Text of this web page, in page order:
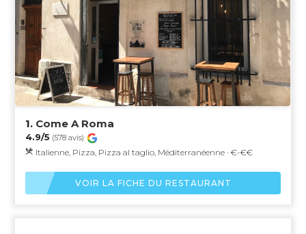
1. Come A Roma
4.9/5 (578 avis)
Italienne, Pizza, Pizza al taglio, Méditerranéenne · €-€€
VOIR LA FICHE DU RESTAURANT